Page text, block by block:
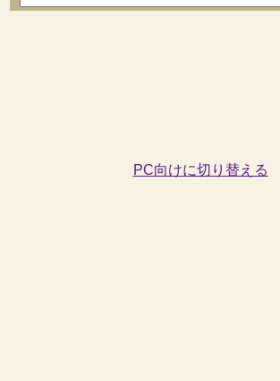
PC向けに切り替える